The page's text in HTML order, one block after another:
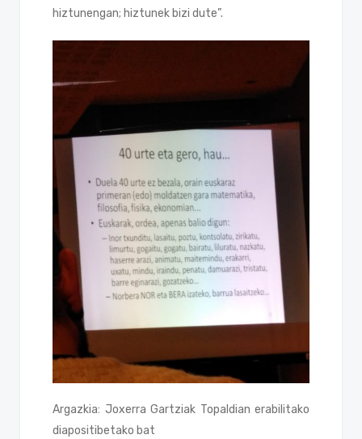
hiztunengan; hiztunek bizi dute”.
Argazkia: Joxerra Gartziak Topaldian erabilitako
diapositibetako bat